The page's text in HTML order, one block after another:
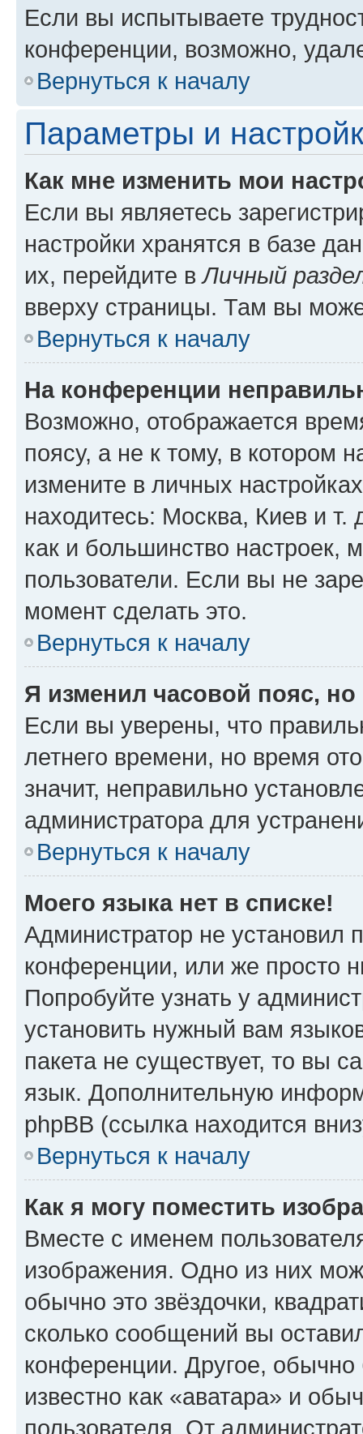
Если вы испытываете
конференции, возможно,
Вернуться к началу
Параметры и
Как мне изменить мои
Если вы являетесь
настройки хранятся в базе
их, перейдите вЛичный
вверху страницы. Там вы
Вернуться к началу
На конференции
Возможно, отображается
поясу, а не к тому, в котором
измените в личных
находитесь: Москва, Киев и т.
как и большинство настроек,
пользователи. Если вы не
момент сделать это.
Вернуться к началу
Я изменил часовой пояс,
Если вы уверены, что
летнего времени, но время
значит, неправильно
администратора для
Вернуться к началу
Моего языка нет в списке!
Администратор не установил
конференции, или же просто
Попробуйте узнать у
установить нужный вам
пакета не существует, то вы
язык. Дополнительную
phpBB (ссылка находится
Вернуться к началу
Как я могу поместить
Вместе с именем
изображения. Одно из них
обычно это звёздочки,
сколько сообщений вы
конференции. Другое,
известно как «аватара» и
пользователя. От